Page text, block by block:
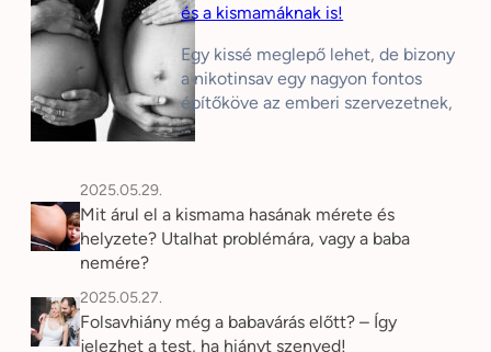
és a kismamáknak is!
Egy kissé meglepő lehet, de bizony
a nikotinsav egy nagyon fontos
építőköve az emberi szervezetnek,
…
2025.05.29.
Mit árul el a kismama hasának mérete és
helyzete? Utalhat problémára, vagy a baba
nemére?
2025.05.27.
Folsavhiány még a babavárás előtt? – Így
jelezhet a test, ha hiányt szenved!